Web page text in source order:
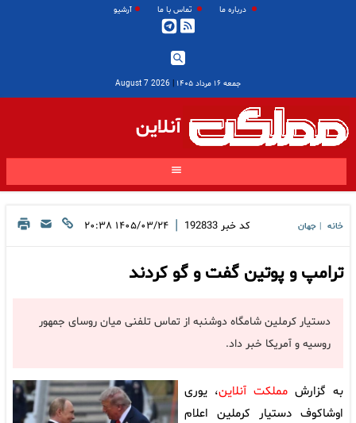
درباره ما تماس با ما آرشیو
جمعه ۱۶ مرداد ۱۴۰۵ |
2026 August 7
آنلاین
خانه جهان کد خبر 192833
| ۱۴۰۵/۰۳/۲۴ ۲۰:۳۸
ترامپ و پوتین گفت و گو کردند
دستیار کرملین شامگاه دوشنبه از تماس تلفنی میان روسای جمهور
روسیه و آمریکا خبر داد.
به گزارش مملکت آنلاین، یوری
اوشاکوف دستیار کرملین اعلام